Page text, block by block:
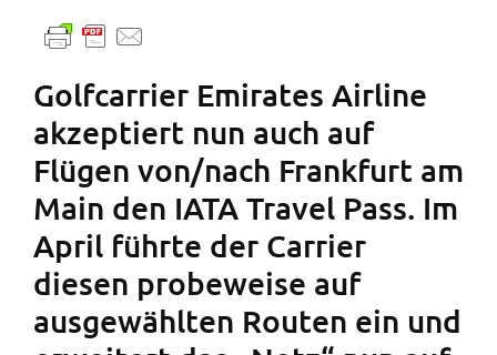
Golfcarrier Emirates Airline
akzeptiert nun auch auf
Flügen von/nach Frankfurt am
Main den IATA Travel Pass. Im
April führte der Carrier
diesen probeweise auf
ausgewählten Routen ein und